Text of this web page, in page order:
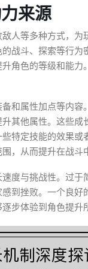
来源
人等多种方式，
战斗、探索等行
角色的等级和能力。
和属性加点等内
其他属性。这些
特定技能的效果
，从而提升在战斗
度与挑战性。过于
到挫败。一个良
步体验到角色提升